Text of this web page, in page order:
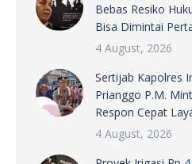
Bebas Resiko
Bisa Dimintai
4 August, 2026
Sertijab Kapolres
Prianggo P.M.
Respon Cepat
4 August, 2026